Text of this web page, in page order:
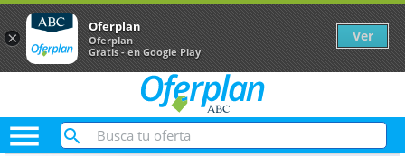

×
Oferplan
Oferplan
Gratis - en Google Play
Ver